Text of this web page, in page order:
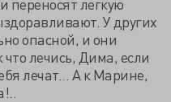
У других
опасной, и они
лечись, Дима, если
лечат... А к Марине,